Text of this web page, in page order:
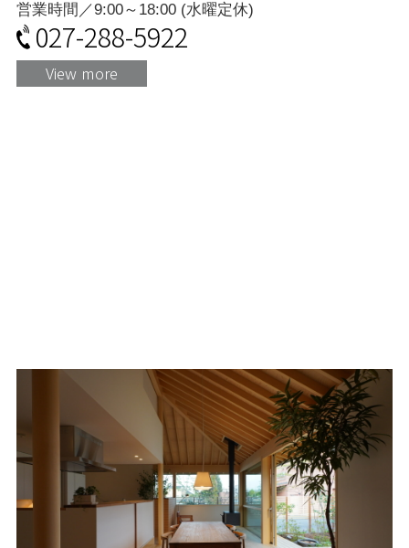
営業時間／9:00～18:00 (水曜定休)
027-288-5922
View more